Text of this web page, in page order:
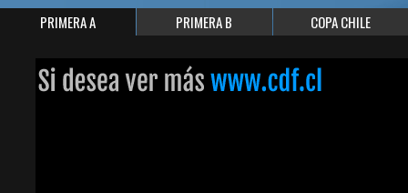
PRIMERA A PRIMERA B COPA CHILE